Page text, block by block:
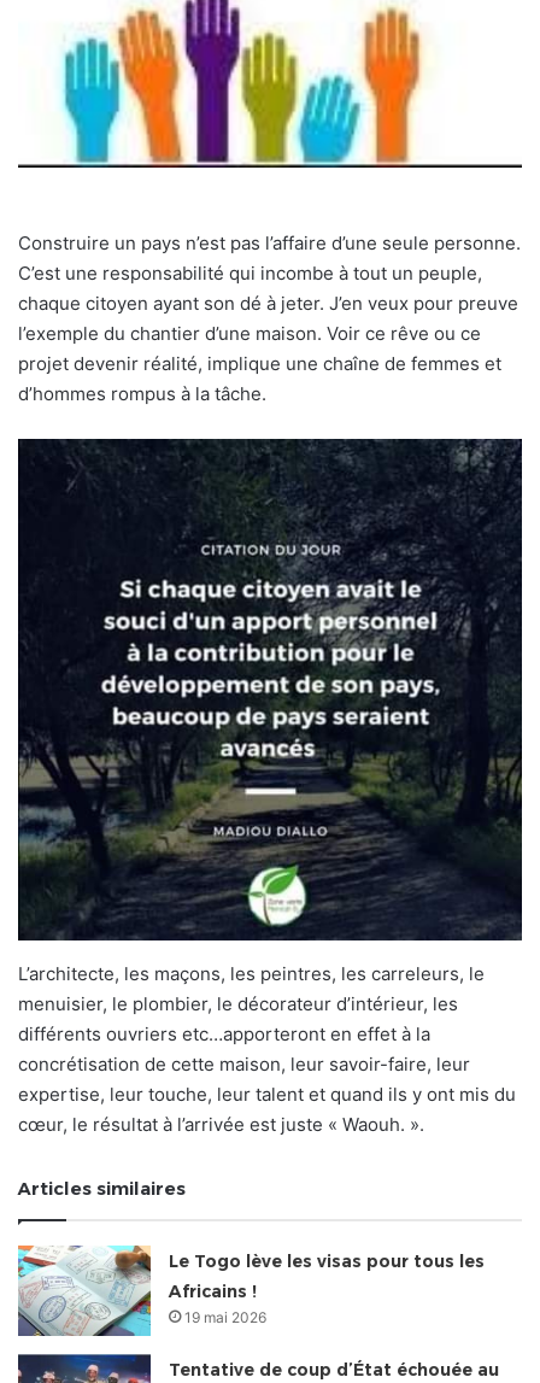
Construire un pays n’est pas l’affaire d’une seule personne.
C’est une responsabilité qui incombe à tout un peuple,
chaque citoyen ayant son dé à jeter. J’en veux pour preuve
l’exemple du chantier d’une maison. Voir ce rêve ou ce
projet devenir réalité, implique une chaîne de femmes et
d’hommes rompus à la tâche.
L’architecte, les maçons, les peintres, les carreleurs, le
menuisier, le plombier, le décorateur d’intérieur, les
différents ouvriers etc…apporteront en effet à la
concrétisation de cette maison, leur savoir-faire, leur
expertise, leur touche, leur talent et quand ils y ont mis du
cœur, le résultat à l’arrivée est juste « Waouh. ».
Articles similaires
Le Togo lève les visas pour tous les
Africains !
19 mai 2026
Tentative de coup d’État échouée au